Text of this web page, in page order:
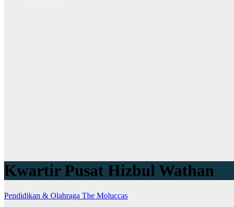
Kwartir Pusat Hizbul Wathan
Pendidikan & Olahraga The Moluccas